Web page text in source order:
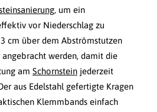
, um ein
vor Niederschlag zu
cm über dem Abströmstutzen
werden, damit die
am Schornstein jederzeit
aus Edelstahl gefertigte Kragen
Klemmbands einfach